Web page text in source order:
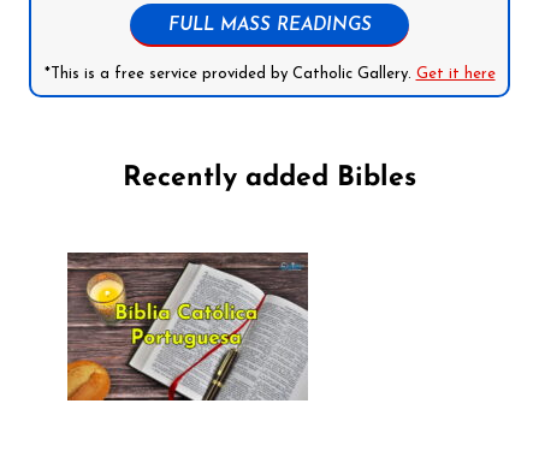
FULL MASS READINGS
*This is a free service provided by Catholic Gallery. Get it here
Recently added Bibles